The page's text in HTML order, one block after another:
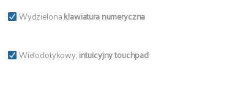
Wydzielonaklawiatura numeryczna
Wielodotykowy,intuicyjny touchpad